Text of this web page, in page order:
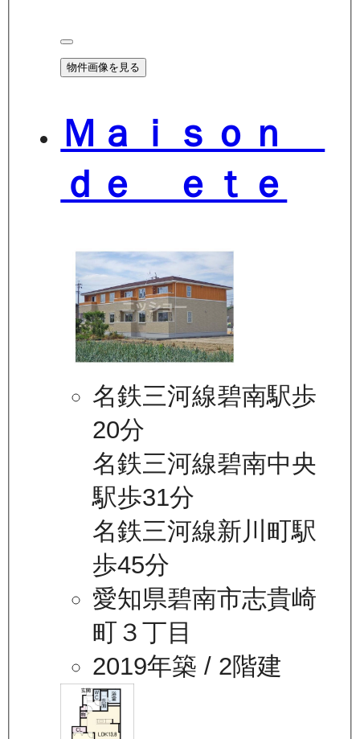
物件画像を見る
Ｍａｉｓｏｎ
ｄｅ ｅｔｅ
名鉄三河線碧南駅歩
20分
名鉄三河線碧南中央
駅歩31分
名鉄三河線新川町駅
歩45分
愛知県碧南市志貴崎
町３丁目
2019年築 / 2階建